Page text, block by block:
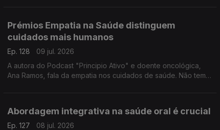
Prémios Empatia na Saúde distinguem
cuidados mais humanos
Ep. 128
09 jul. 2026
A autora do Podcast "Principio Ativo" e doente oncológica,
Ana Ramos, fala da empatia nos cuidados de saúde. Não tem
Abordagem integrativa na saúde oral é crucial
Ep. 127
08 jul. 2026